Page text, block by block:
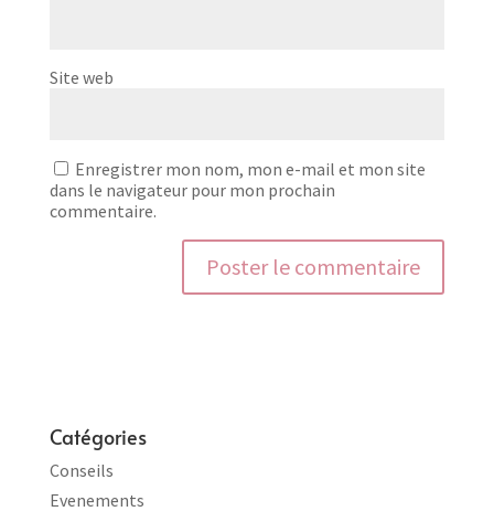
Site web
Enregistrer mon nom, mon e-mail et mon site
dans le navigateur pour mon prochain
commentaire.
Catégories
Conseils
Evenements